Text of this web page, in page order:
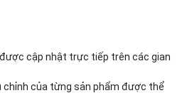
cập nhật trực tiếp trên các gian
chỉnh của từng sản phẩm được thể